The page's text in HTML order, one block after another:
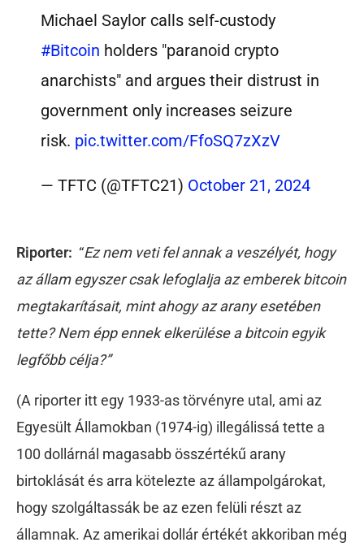
Michael Saylor calls self-custody
#Bitcoin holders "paranoid crypto
anarchists" and argues their distrust in
government only increases seizure
risk. pic.twitter.com/FfoSQ7zXzV
— TFTC (@TFTC21) October 21, 2024
Riporter: “Ez nem veti fel annak a veszélyét, hogy
az állam egyszer csak lefoglalja az emberek bitcoin
megtakarításait, mint ahogy az arany esetében
tette? Nem épp ennek elkerülése a bitcoin egyik
legfőbb célja?”
(A riporter itt egy 1933-as törvényre utal, ami az
Egyesült Államokban (1974-ig) illegálissá tette a
100 dollárnál magasabb összértékű arany
birtoklását és arra kötelezte az állampolgárokat,
hogy szolgáltassák be az ezen felüli részt az
államnak. Az amerikai dollár értékét akkoriban még